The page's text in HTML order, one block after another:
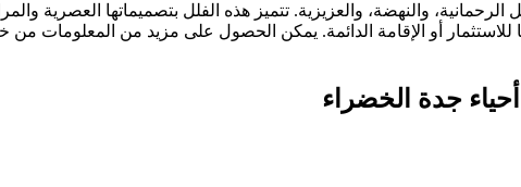
والنهضة، والعزيزية. تتميز هذه الفلل بتصميماتها العصرية
أو الإقامة الدائمة. يمكن الحصول على مزيد من المعلومات من
جدة الخضراء